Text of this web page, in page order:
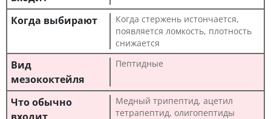
Когда стержень истончается,
появляется ломкость, плотность
снижается
Пептидные
Медный трипептид, ацетил
тетрапептид, олигопептиды